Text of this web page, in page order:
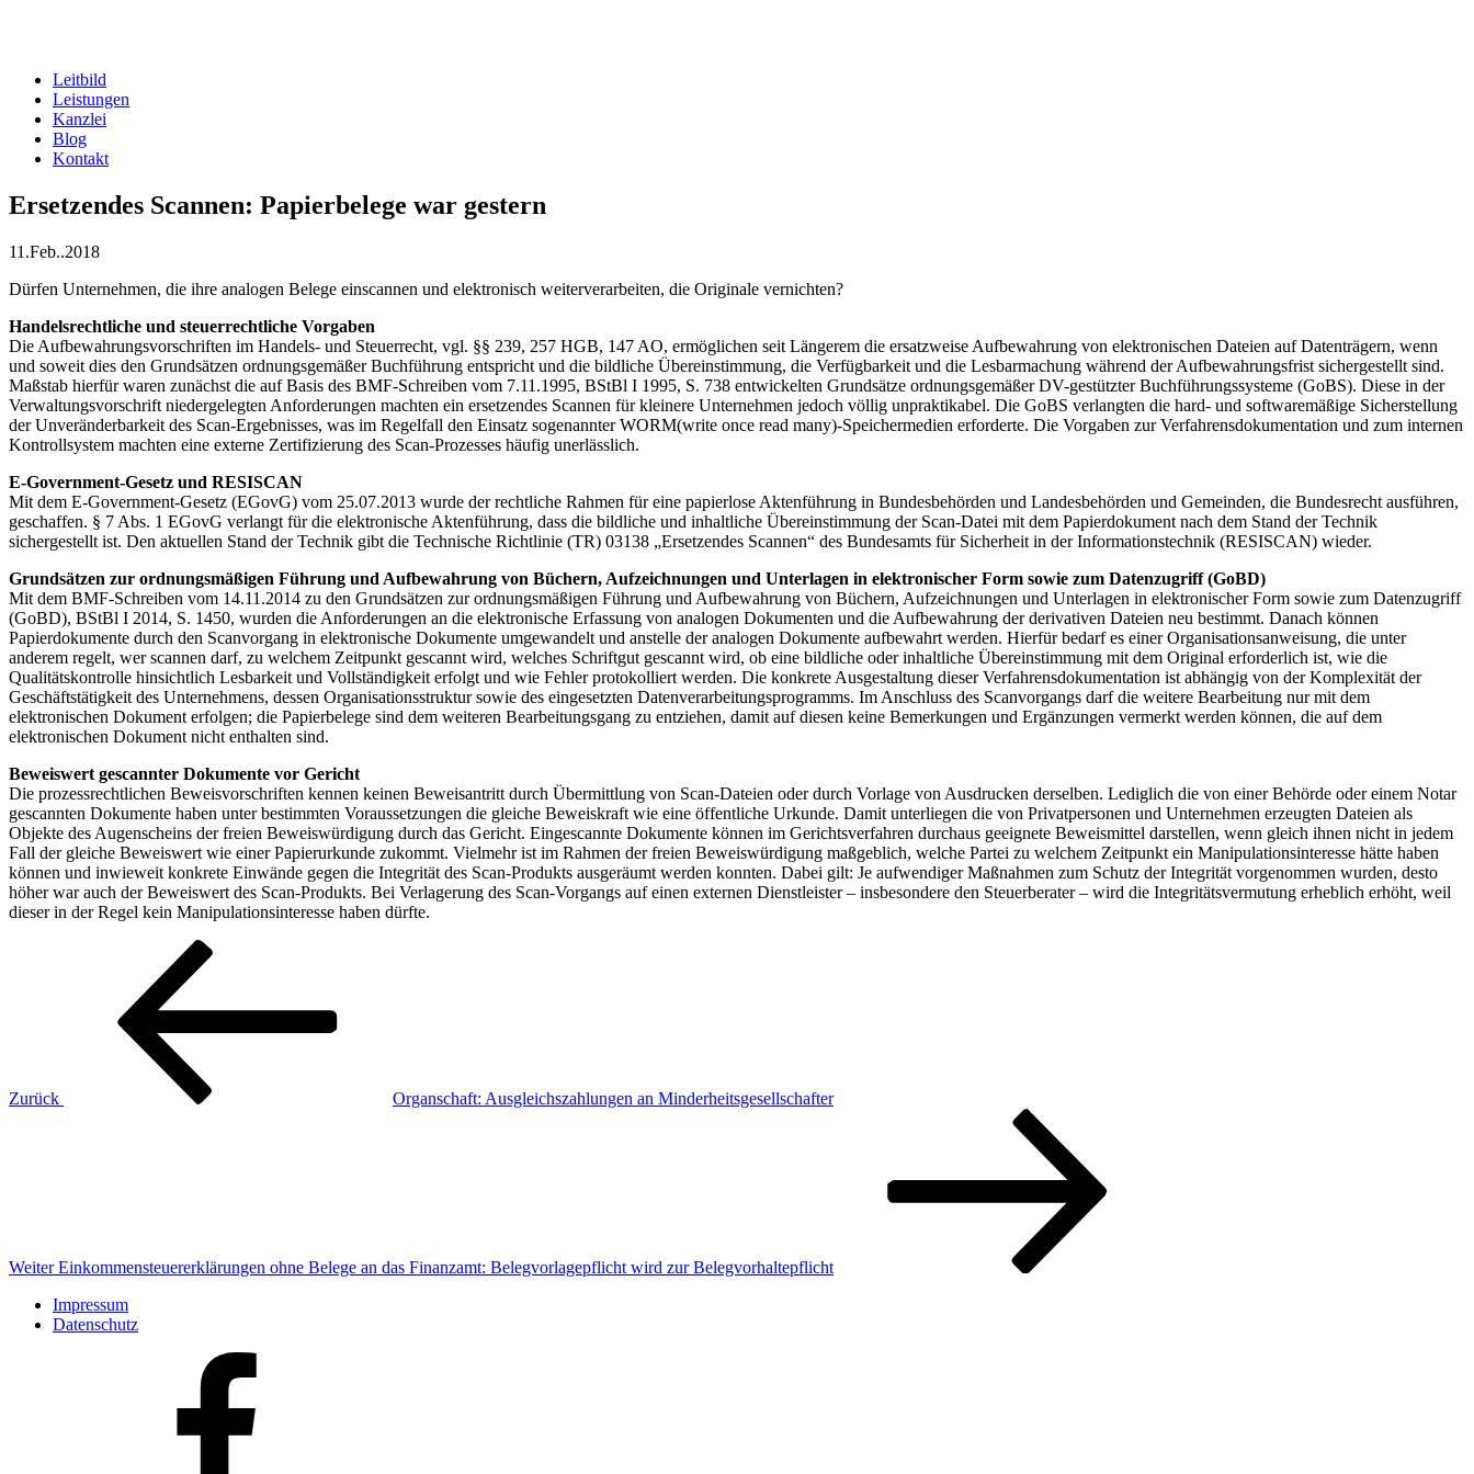
Leitbild
Leistungen
Kanzlei
Blog
Kontakt
Ersetzendes Scannen: Papierbelege war gestern
11.Feb..2018
Dürfen Unternehmen, die ihre analogen Belege einscannen und elektronisch weiterverarbeiten, die Originale vernichten?
Handelsrechtliche und steuerrechtliche Vorgaben
Die Aufbewahrungsvorschriften im Handels- und Steuerrecht, vgl. §§ 239, 257 HGB, 147 AO, ermöglichen seit Längerem die ersatzweise Aufbewahrung von elektronischen Dateien auf Datenträgern, wenn
und soweit dies den Grundsätzen ordnungsgemäßer Buchführung entspricht und die bildliche Übereinstimmung, die Verfügbarkeit und die Lesbarmachung während der Aufbewahrungsfrist sichergestellt sind.
Maßstab hierfür waren zunächst die auf Basis des BMF-Schreiben vom 7.11.1995, BStBl I 1995, S. 738 entwickelten Grundsätze ordnungsgemäßer DV-gestützter Buchführungssysteme (GoBS). Diese in der
Verwaltungsvorschrift niedergelegten Anforderungen machten ein ersetzendes Scannen für kleinere Unternehmen jedoch völlig unpraktikabel. Die GoBS verlangten die hard- und softwaremäßige Sicherstellung
der Unveränderbarkeit des Scan-Ergebnisses, was im Regelfall den Einsatz sogenannter WORM(write once read many)-Speichermedien erforderte. Die Vorgaben zur Verfahrensdokumentation und zum internen
Kontrollsystem machten eine externe Zertifizierung des Scan-Prozesses häufig unerlässlich.
E-Government-Gesetz und RESISCAN
Mit dem E-Government-Gesetz (EGovG) vom 25.07.2013 wurde der rechtliche Rahmen für eine papierlose Aktenführung in Bundesbehörden und Landesbehörden und Gemeinden, die Bundesrecht ausführen,
geschaffen. § 7 Abs. 1 EGovG verlangt für die elektronische Aktenführung, dass die bildliche und inhaltliche Übereinstimmung der Scan-Datei mit dem Papierdokument nach dem Stand der Technik
sichergestellt ist. Den aktuellen Stand der Technik gibt die Technische Richtlinie (TR) 03138 „Ersetzendes Scannen“ des Bundesamts für Sicherheit in der Informationstechnik (RESISCAN) wieder.
Grundsätzen zur ordnungsmäßigen Führung und Aufbewahrung von Büchern, Aufzeichnungen und Unterlagen in elektronischer Form sowie zum Datenzugriff (GoBD)
Mit dem BMF-Schreiben vom 14.11.2014 zu den Grundsätzen zur ordnungsmäßigen Führung und Aufbewahrung von Büchern, Aufzeichnungen und Unterlagen in elektronischer Form sowie zum Datenzugriff
(GoBD), BStBl I 2014, S. 1450, wurden die Anforderungen an die elektronische Erfassung von analogen Dokumenten und die Aufbewahrung der derivativen Dateien neu bestimmt. Danach können
Papierdokumente durch den Scanvorgang in elektronische Dokumente umgewandelt und anstelle der analogen Dokumente aufbewahrt werden. Hierfür bedarf es einer Organisationsanweisung, die unter
anderem regelt, wer scannen darf, zu welchem Zeitpunkt gescannt wird, welches Schriftgut gescannt wird, ob eine bildliche oder inhaltliche Übereinstimmung mit dem Original erforderlich ist, wie die
Qualitätskontrolle hinsichtlich Lesbarkeit und Vollständigkeit erfolgt und wie Fehler protokolliert werden. Die konkrete Ausgestaltung dieser Verfahrensdokumentation ist abhängig von der Komplexität der
Geschäftstätigkeit des Unternehmens, dessen Organisationsstruktur sowie des eingesetzten Datenverarbeitungsprogramms. Im Anschluss des Scanvorgangs darf die weitere Bearbeitung nur mit dem
elektronischen Dokument erfolgen; die Papierbelege sind dem weiteren Bearbeitungsgang zu entziehen, damit auf diesen keine Bemerkungen und Ergänzungen vermerkt werden können, die auf dem
elektronischen Dokument nicht enthalten sind.
Beweiswert gescannter Dokumente vor Gericht
Die prozessrechtlichen Beweisvorschriften kennen keinen Beweisantritt durch Übermittlung von Scan-Dateien oder durch Vorlage von Ausdrucken derselben. Lediglich die von einer Behörde oder einem Notar
gescannten Dokumente haben unter bestimmten Voraussetzungen die gleiche Beweiskraft wie eine öffentliche Urkunde. Damit unterliegen die von Privatpersonen und Unternehmen erzeugten Dateien als
Objekte des Augenscheins der freien Beweiswürdigung durch das Gericht. Eingescannte Dokumente können im Gerichtsverfahren durchaus geeignete Beweismittel darstellen, wenn gleich ihnen nicht in jedem
Fall der gleiche Beweiswert wie einer Papierurkunde zukommt. Vielmehr ist im Rahmen der freien Beweiswürdigung maßgeblich, welche Partei zu welchem Zeitpunkt ein Manipulationsinteresse hätte haben
können und inwieweit konkrete Einwände gegen die Integrität des Scan-Produkts ausgeräumt werden konnten. Dabei gilt: Je aufwendiger Maßnahmen zum Schutz der Integrität vorgenommen wurden, desto
höher war auch der Beweiswert des Scan-Produkts. Bei Verlagerung des Scan-Vorgangs auf einen externen Dienstleister – insbesondere den Steuerberater – wird die Integritätsvermutung erheblich erhöht, weil
dieser in der Regel kein Manipulationsinteresse haben dürfte.
Beitragsnavigation
Zurück
Organschaft: Ausgleichszahlungen an Minderheitsgesellschafter
Weiter Einkommensteuererklärungen ohne Belege an das Finanzamt: Belegvorlagepflicht wird zur Belegvorhaltepflicht
Impressum
Datenschutz